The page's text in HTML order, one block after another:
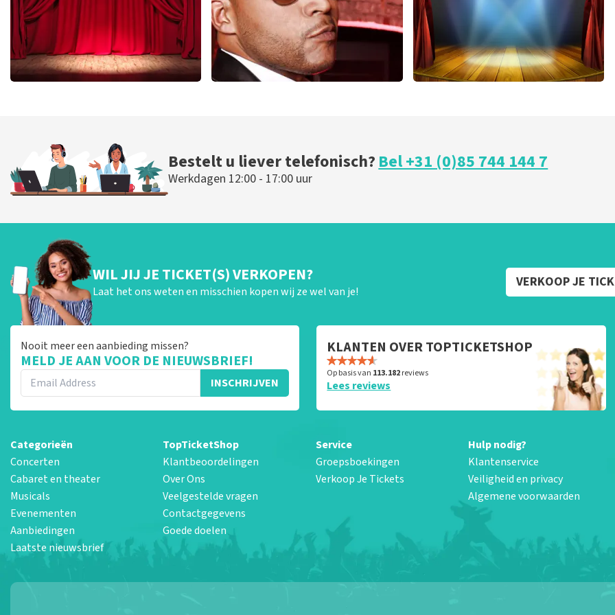
BESTEL NU
Bestelt u liever telefonisch?Bel +31 (0)85 744 144 7
Werkdagen 12:00 - 17:00 uur
WIL JIJ JE TICKET(S) VERKOPEN?
Laat het ons weten en misschien kopen wij ze wel van je!
VERKOOP JE
Nooit meer een aanbieding missen?
MELD JE AAN VOOR DE NIEUWSBRIEF!
INSCHRIJVEN
KLANTEN OVER TOPTICKETSHOP
Op basis van 113.182reviews
Lees reviews
Categorieën
Concerten
Cabaret en theater
Musicals
Evenementen
Aanbiedingen
Laatste nieuwsbrief
TopTicketShop
Klantbeoordelingen
Over Ons
Veelgestelde vragen
Contactgegevens
Goede doelen
Service
Groepsboekingen
Verkoop Je Tickets
Hulp nodig?
Klantenservice
Veiligheid en privacy
Algemene voorwaarden